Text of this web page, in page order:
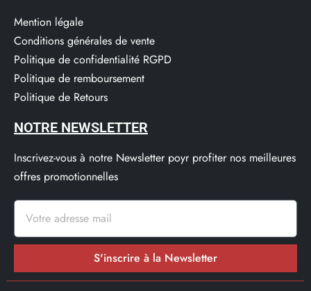
Mention légale
Conditions générales de vente
Politique de confidentialité RGPD
Politique de remboursement
Politique de Retours
NOTRE NEWSLETTER
Inscrivez-vous à notre Newsletter poyr profiter nos meilleures
offres promotionnelles
S'inscrire à la Newsletter